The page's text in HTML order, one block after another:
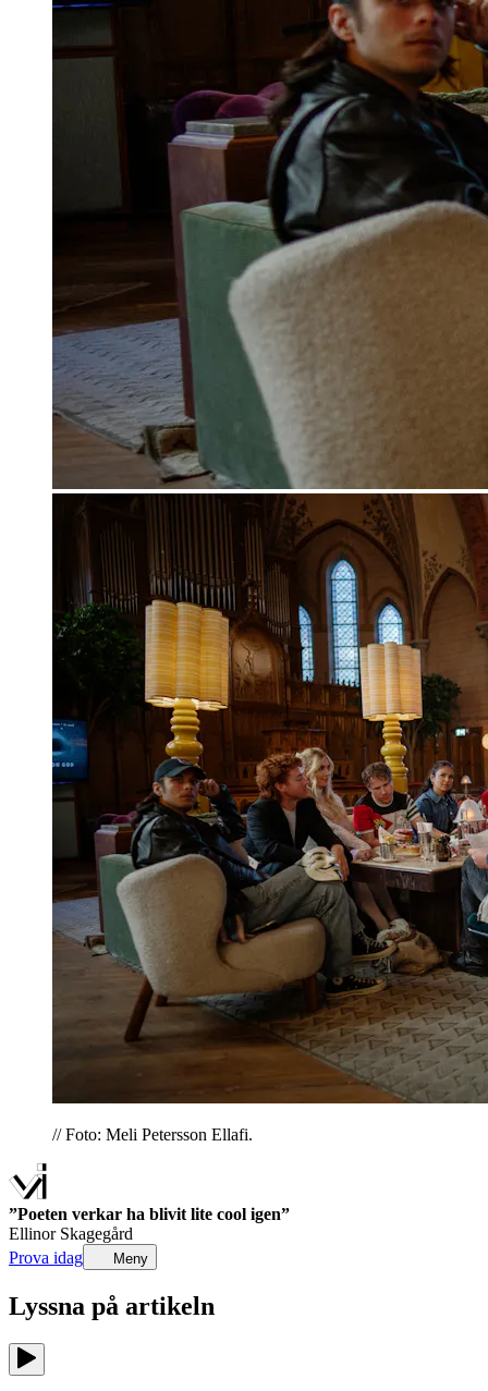
// Foto: Meli Petersson Ellafi.
”Poeten verkar ha blivit lite cool igen”
Ellinor Skagegård
Prova idag
Meny
Lyssna på artikeln